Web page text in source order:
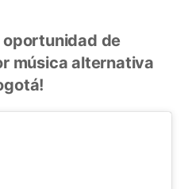
oportunidad de
música alternativa